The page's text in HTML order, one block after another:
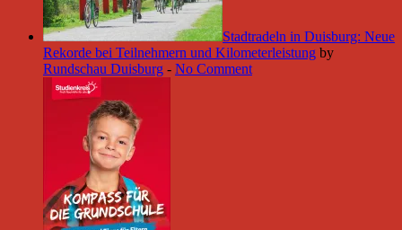
Stadtradeln in Duisburg: Neue
Rekorde bei Teilnehmern und Kilometerleistung by
Rundschau Duisburg - No Comment